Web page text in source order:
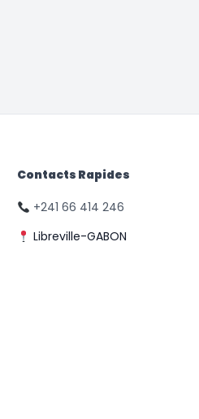
Contacts Rapides
+241 66 414 246
Libreville-GABON